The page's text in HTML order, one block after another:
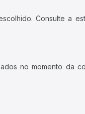
Consulte a
no momento da